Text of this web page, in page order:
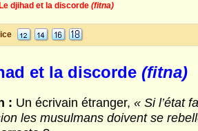
Le djihad et la discorde (fitna)
et la discorde (fitna)
: Un écrivain étranger, « Si l’état
les musulmans doivent se